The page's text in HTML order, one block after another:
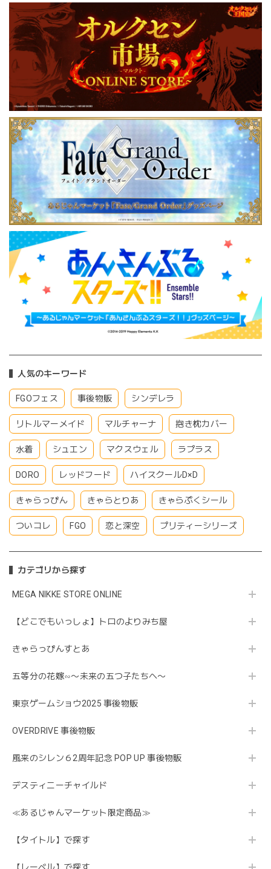
人気のキーワード
FGOフェス 事後物販 シンデレラ
リトルマーメイド マルチャーナ 抱き枕カバー
水着 シュエン マクスウェル ラプラス
DORO レッドフード ハイスクールD×D
きゃらっぴん きゃらとりあ きゃらぷくシール
ついコレ FGO 恋と深空 プリティーシリーズ
カテゴリから探す
MEGA NIKKE STORE ONLINE
【どこでもいっしょ】トロのよりみち屋
きゃらっぴんすとあ
五等分の花嫁∽〜未来の五つ子たちへ〜
東京ゲームショウ2025 事後物販
OVERDRIVE 事後物販
風来のシレン６2周年記念 POP UP 事後物販
デスティニーチャイルド
≪あるじゃんマーケット限定商品≫
【タイトル】で探す